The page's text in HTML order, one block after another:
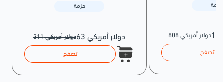
حزمة
311 دولار أمريكي 63 دولار أمريكي
تصفح
حزمة
808 دولار أمريكي
تصفح